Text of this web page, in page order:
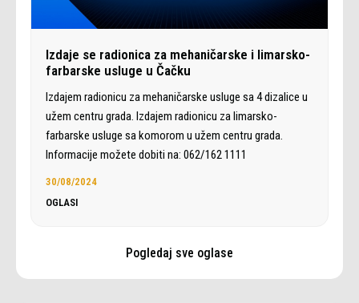
Izdaje se radionica za mehaničarske i limarsko-
farbarske usluge u Čačku
Izdajem radionicu za mehaničarske usluge sa 4 dizalice u
užem centru grada. Izdajem radionicu za limarsko-
farbarske usluge sa komorom u užem centru grada.
Informacije možete dobiti na: 062/162 1111
30/08/2024
OGLASI
Pogledaj sve oglase